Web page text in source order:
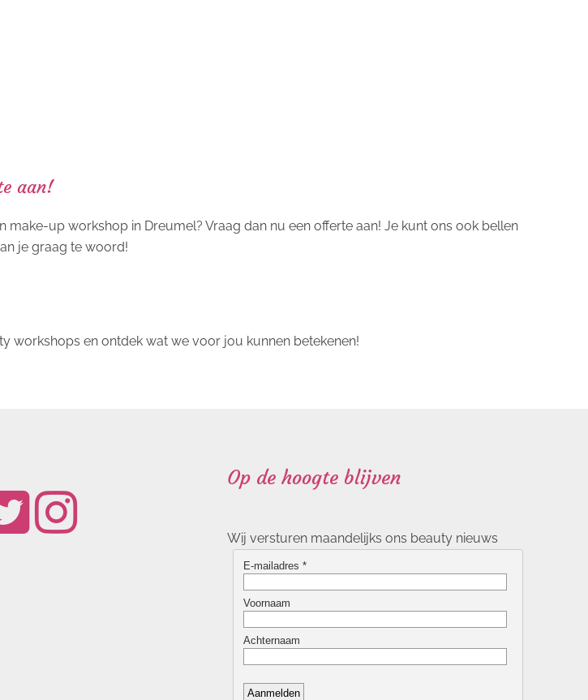
aan!
up workshop in Dreumel? Vraag dan nu een offerte aan! Je kunt ons ook bellen
je graag te woord!
workshops en ontdek wat we voor jou kunnen betekenen!
Op de hoogte blijven
Wij versturen maandelijks ons beauty nieuws